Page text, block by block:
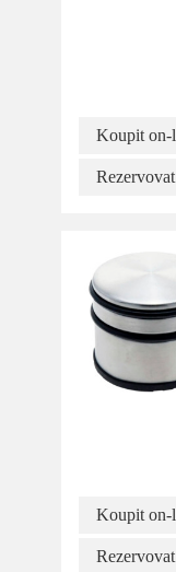
Koupit on-
Koupit on-